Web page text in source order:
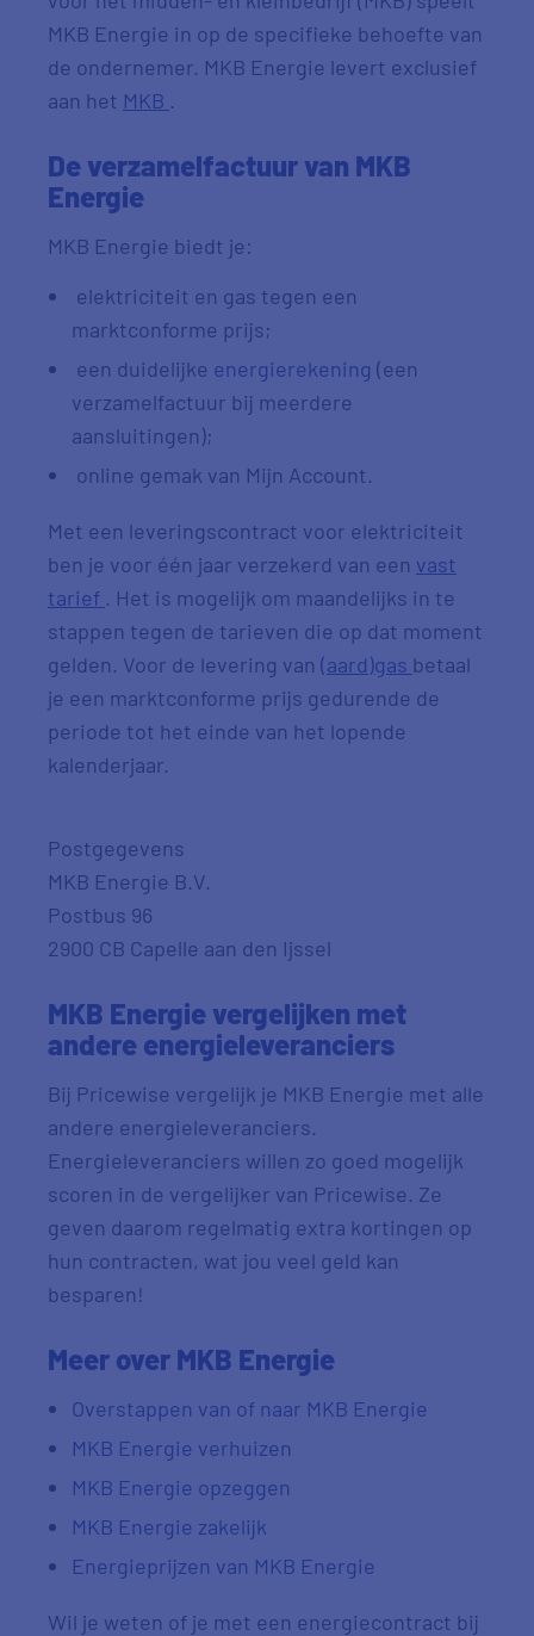
MKB Energie in op de specifieke behoefte van
de ondernemer. MKB Energie levert exclusief
aan het MKB .
De verzamelfactuur van MKB
Energie
MKB Energie biedt je:
elektriciteit en gas tegen een
marktconforme prijs;
een duidelijke energierekening (een
verzamelfactuur bij meerdere
aansluitingen);
online gemak van Mijn Account.
Met een leveringscontract voor elektriciteit
ben je voor één jaar verzekerd van een vast
tarief . Het is mogelijk om maandelijks in te
stappen tegen de tarieven die op dat moment
gelden. Voor de levering van (aard)gas betaal
je een marktconforme prijs gedurende de
periode tot het einde van het lopende
kalenderjaar.
Postgegevens
MKB Energie B.V.
Postbus 96
2900 CB Capelle aan den Ijssel
MKB Energie vergelijken met
andere energieleveranciers
Bij Pricewise vergelijk je MKB Energie met alle
andere energieleveranciers.
Energieleveranciers willen zo goed mogelijk
scoren in de vergelijker van Pricewise. Ze
geven daarom regelmatig extra kortingen op
hun contracten, wat jou veel geld kan
besparen!
Meer over MKB Energie
Overstappen van of naar MKB Energie
MKB Energie verhuizen
MKB Energie opzeggen
MKB Energie zakelijk
Energieprijzen van MKB Energie
Wil je weten of je met een energiecontract bij